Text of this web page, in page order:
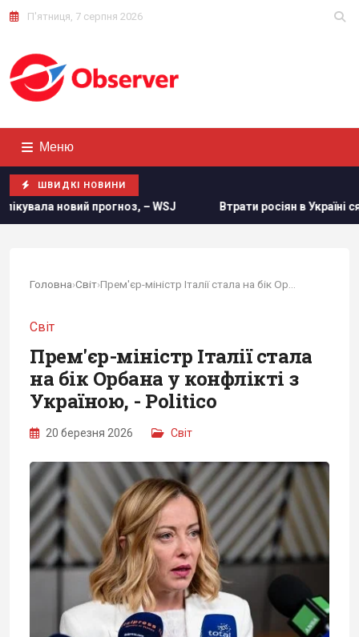
П'ятниця, 7 серпня 2026
Меню
ШВИДКІ НОВИНИ
– WSJ Втрати росіян в Україні сягнули нової
Головна›Світ›
Світ
Прем'єр-міністр Італії стала
на бік Орбана у конфлікті з
Україною, - Politico
20 березня 2026 Світ